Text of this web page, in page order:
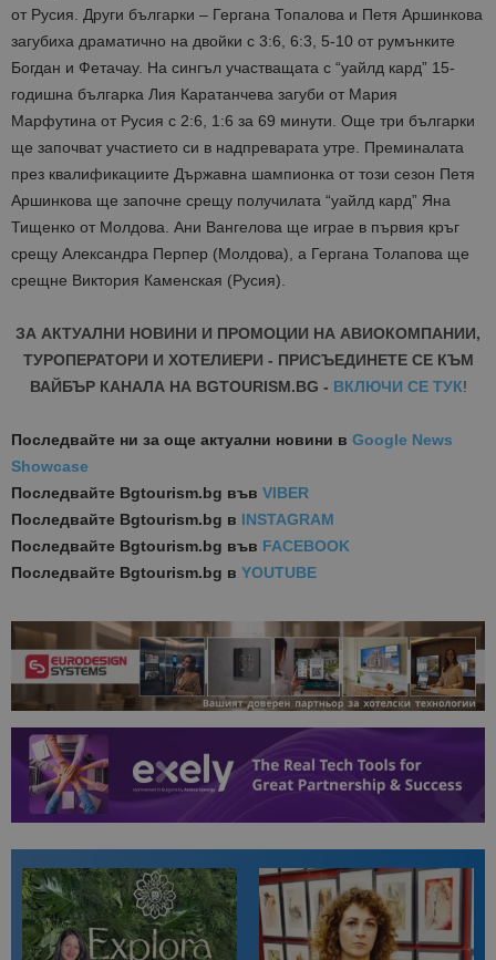
от Русия. Други българки – Гергана Топалова и Петя Аршинкова
загубиха драматично на двойки с 3:6, 6:3, 5-10 от румънките
Богдан и Фетачау. На сингъл участващата с “уайлд кард” 15-
годишна българка Лия Каратанчева загуби от Мария
Марфутина от Русия с 2:6, 1:6 за 69 минути. Още три българки
ще започват участието си в надпреварата утре. Преминалата
през квалификациите Държавна шампионка от този сезон Петя
Аршинкова ще започне срещу получилата “уайлд кард” Яна
Тищенко от Молдова. Ани Вангелова ще играе в първия кръг
срещу Александра Перпер (Молдова), а Гергана Толапова ще
срещне Виктория Каменская (Русия).
ЗА АКТУАЛНИ НОВИНИ И ПРОМОЦИИ НА АВИОКОМПАНИИ,
ТУРОПЕРАТОРИ И ХОТЕЛИЕРИ - ПРИСЪЕДИНЕТЕ СЕ КЪМ
ВАЙБЪР КАНАЛА НА BGTOURISM.BG - ВКЛЮЧИ СЕ ТУК!
Последвайте ни за още актуални новини в Google News
Showcase
Последвайте Bgtourism.bg във VIBER
Последвайте Bgtourism.bg в INSTAGRAM
Последвайте Bgtourism.bg във FACEBOOK
Последвайте Bgtourism.bg в YOUTUBE